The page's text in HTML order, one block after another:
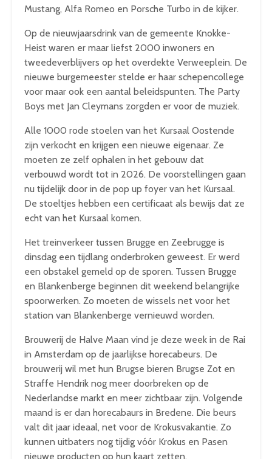
Mustang, Alfa Romeo en Porsche Turbo in de kijker.
Op de nieuwjaarsdrink van de gemeente Knokke-
Heist waren er maar liefst 2000 inwoners en
tweedeverblijvers op het overdekte Verweeplein. De
nieuwe burgemeester stelde er haar schepencollege
voor maar ook een aantal beleidspunten. The Party
Boys met Jan Cleymans zorgden er voor de muziek.
Alle 1000 rode stoelen van het Kursaal Oostende
zijn verkocht en krijgen een nieuwe eigenaar. Ze
moeten ze zelf ophalen in het gebouw dat
verbouwd wordt tot in 2026. De voorstellingen gaan
nu tijdelijk door in de pop up foyer van het Kursaal.
De stoeltjes hebben een certificaat als bewijs dat ze
echt van het Kursaal komen.
Het treinverkeer tussen Brugge en Zeebrugge is
dinsdag een tijdlang onderbroken geweest. Er werd
een obstakel gemeld op de sporen. Tussen Brugge
en Blankenberge beginnen dit weekend belangrijke
spoorwerken. Zo moeten de wissels net voor het
station van Blankenberge vernieuwd worden.
Brouwerij de Halve Maan vind je deze week in de Rai
in Amsterdam op de jaarlijkse horecabeurs. De
brouwerij wil met hun Brugse bieren Brugse Zot en
Straffe Hendrik nog meer doorbreken op de
Nederlandse markt en meer zichtbaar zijn. Volgende
maand is er dan horecabaurs in Bredene. Die beurs
valt dit jaar ideaal, net voor de Krokusvakantie. Zo
kunnen uitbaters nog tijdig vóór Krokus en Pasen
nieuwe producten op hun kaart zetten.